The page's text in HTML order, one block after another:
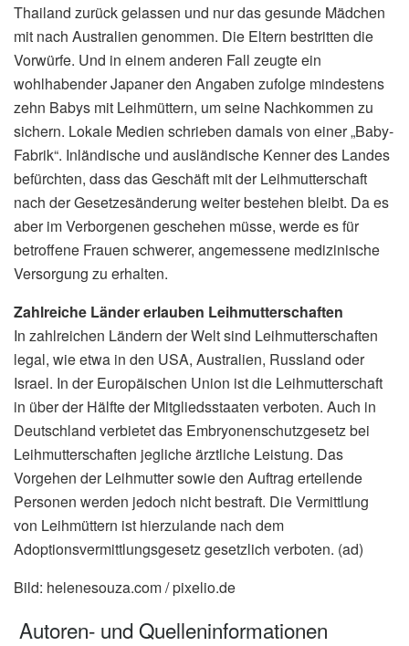
Thailand zurück gelassen und nur das gesunde Mädchen
mit nach Australien genommen. Die Eltern bestritten die
Vorwürfe. Und in einem anderen Fall zeugte ein
wohlhabender Japaner den Angaben zufolge mindestens
zehn Babys mit Leihmüttern, um seine Nachkommen zu
sichern. Lokale Medien schrieben damals von einer „Baby-
Fabrik“. Inländische und ausländische Kenner des Landes
befürchten, dass das Geschäft mit der Leihmutterschaft
nach der Gesetzesänderung weiter bestehen bleibt. Da es
aber im Verborgenen geschehen müsse, werde es für
betroffene Frauen schwerer, angemessene medizinische
Versorgung zu erhalten.
Zahlreiche Länder erlauben Leihmutterschaften
In zahlreichen Ländern der Welt sind Leihmutterschaften
legal, wie etwa in den USA, Australien, Russland oder
Israel. In der Europäischen Union ist die Leihmutterschaft
in über der Hälfte der Mitgliedsstaaten verboten. Auch in
Deutschland verbietet das Embryonenschutzgesetz bei
Leihmutterschaften jegliche ärztliche Leistung. Das
Vorgehen der Leihmutter sowie den Auftrag erteilende
Personen werden jedoch nicht bestraft. Die Vermittlung
von Leihmüttern ist hierzulande nach dem
Adoptionsvermittlungsgesetz gesetzlich verboten. (ad)
Bild: helenesouza.com / pixelio.de
Autoren- und Quelleninformationen